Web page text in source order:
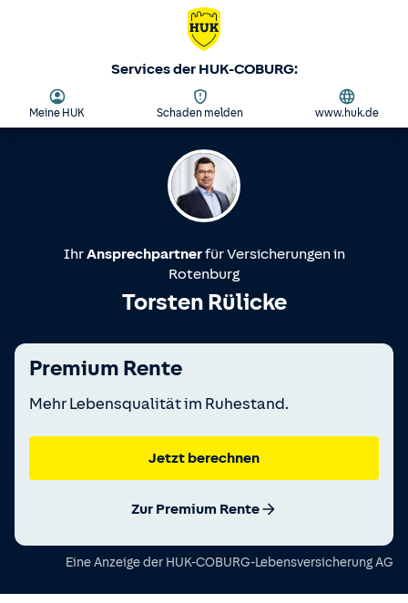
Services der HUK-COBURG:
Meine HUK Schaden melden www.huk.de
IhrAnsprechpartnerfür Versicherungen in
Rotenburg
Torsten Rülicke
Premium Rente
Mehr Lebensqualität im Ruhestand.
Jetzt berechnen
Zur Premium Rente
Eine Anzeige der HUK-COBURG-Lebensversicherung AG